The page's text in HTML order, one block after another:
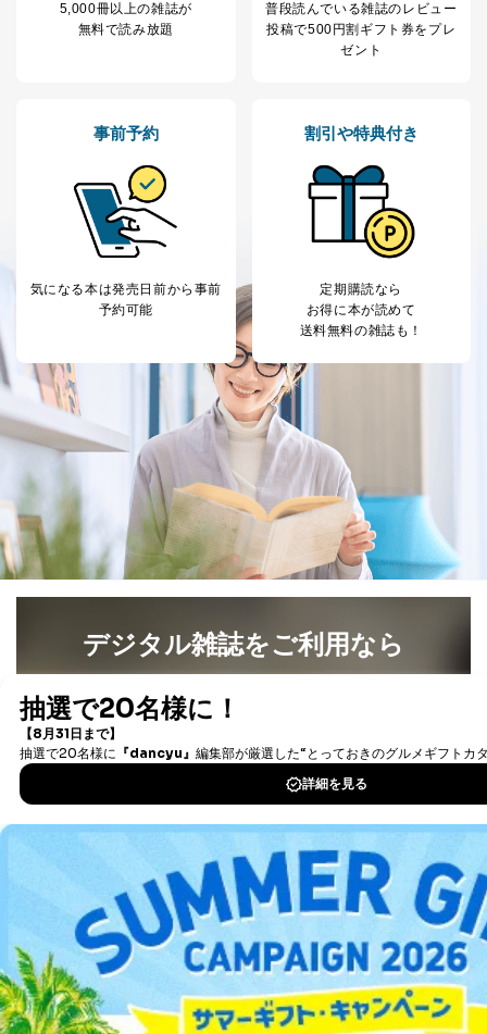
上記２．の利用目的を実施するために守秘義務を結ん
だ企業に、業務の一部として個人情報の取扱いを委
託・提供する場合、その業務に必要な範囲で委託・提
委託先：カスタマーサポート支援会社 、クレジッ
トカード決済などの決済代行・料金回収会社、広
告配信サービス会社
提供先：出版社、出版物発売元、卸売会社、販売
店など商品の供給者、梱包会社、配送会社、新聞
販売店などの梱包・配送・配達会社
４．開示対象個人情報の「開示」「訂正」等の請求につ
当社は、本人から、開示対象個人情報について利用目的
の通知を求められた場合には、遅滞なくこれに応じま
す。ただし、以下①～④のいずれかに該当する場合は、
利用目的の通知を行なうことはできません。そのとき
は、本人に遅滞無くその旨を通知するとともに、理由を
説明させていただきます。
①利用目的を本人に通知し、又は公表することによって
本人又は第三者の生命、身体、財産その他の権利利益を
害するおそれがある場合
②利用目的を本人に通知し、又は公表することによって
当該事業者の権利又は正当な利益を害するおそれがある
場合
用目的を本人に通知し、又は公表することによって当該
開示対象個人情報については、保有個人データの本人ま
たはその代理人からの利用目的の通知、開示、変更等
（内容の訂正、追加または削除）、利用停止等（「利用
の停止または消去」「第三者への提供の停止」）の求め
個人情報は「マイページ」にログインしていただくこと
で、訂正、追加、変更を行っていただくことが出来ま
す。マイページをご利用いただけない方、その他の方に
つきましては、下記Aをご覧ください。 また、ご登録い
ただいた個人情報のうち、市町村などの名称および郵便
番号、金融機関の名称あるいはクレジットカードの有効
期限など、商品のお届けやご請求を行う上で支障がある
情報に変更があった場合には、当社が登録情報を変更さ
せていただく場合があります。
5,000冊以上の雑誌が
無料で読み放題
普段読んでいる雑誌のレビュー
投稿で500円割ギフト券をプレ
ゼント
事前予約
気になる本は発売日前から事前
予約可能
割引や特典付き
定期購読なら
お得に本が読めて
送料無料の雑誌も！
デジタル雑誌をご利用なら
書籍）が無料で読み放題！
DOWNLOAD FOR IOS
DOWNLOAD FOR ANDROID
ご利用方法はこちら
総合案内